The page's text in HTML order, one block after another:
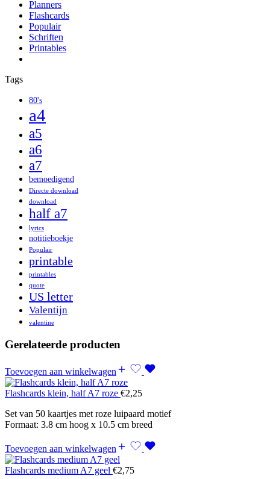
Planners
Flashcards
Populair
Schriften
Printables
Tags
80's
a4
a5
a6
a7
bemoedigend
Directe download
download
half a7
lyrics
notitieboekje
Populair
printable
printables
quote
US letter
Valentijn
valentine
Gerelateerde producten
Toevoegen aan winkelwagen
Flashcards klein, half A7 roze €2,25
Set van 50 kaartjes met roze luipaard motief
Formaat: 3.8 cm hoog x 10.5 cm breed
Toevoegen aan winkelwagen
Flashcards medium A7 geel €2,75